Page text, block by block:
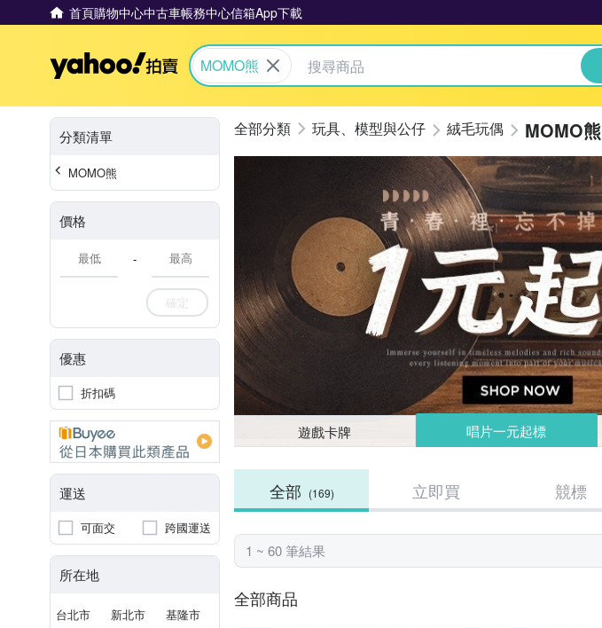
首頁購物中心中古車帳務中心信箱App下載
Yahoo拍賣
MOMO熊
分類清單
MOMO熊
價格
-
確定
優惠
折扣碼
運送
可面交 跨國運送
所在地
台北市 新北市 基隆市
玩具、模型與公仔 絨毛玩偶 MOMO熊
遊戲卡牌 唱片一元起標
全部 (169) 立即買 競標
1 ~ 60 筆結果
全部商品